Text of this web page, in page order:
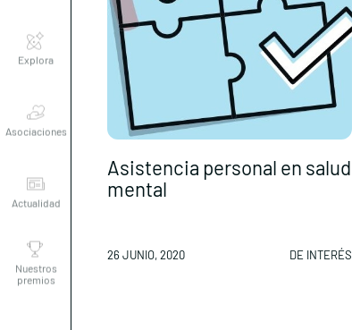
Explora
Asociaciones
Actualidad
Nuestros
premios
Asistencia personal en salud
mental
26 JUNIO, 2020 DE INTERÉS